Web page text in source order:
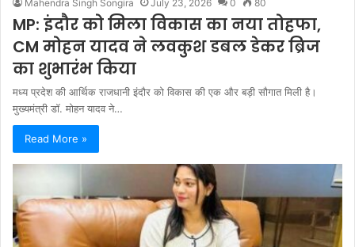
Mahendra Singh Songira July 23, 2026 0 80
MP: इंदौर को मिला विकास का नया तोहफा,
CM मोहन यादव ने लवकुश डबल डेकर ब्रिज
का शुभारंभ किया
मध्य प्रदेश की आर्थिक राजधानी इंदौर को विकास की एक और बड़ी सौगात मिली है।
मुख्यमंत्री डॉ. मोहन यादव ने…
Read More »